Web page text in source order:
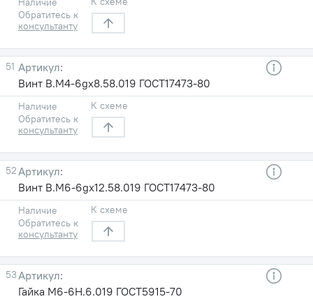
Обратитесь к
консультанту
51
Винт В.М4-6gх8.58.019 ГОСТ17473-80
Наличие
Обратитесь к
консультанту
К схеме
52
Винт В.М6-6gх12.58.019 ГОСТ17473-80
Наличие
Обратитесь к
консультанту
К схеме
53
Гайка М6-6Н.6.019 ГОСТ5915-70